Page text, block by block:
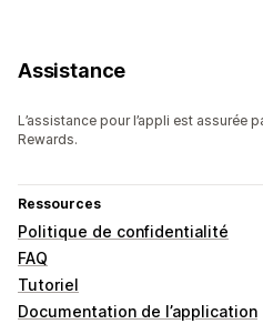
Assistance
L’assistance pour l’appli est assurée
Rewards.
Ressources
Politique de confidentialité
FAQ
Tutoriel
Documentation de l’application